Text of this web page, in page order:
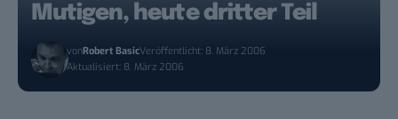
Mutigen, heute dritter Teil
vonRobert BasicVeröffentlicht: 8. März 2006
Aktualisiert: 8. März 2006